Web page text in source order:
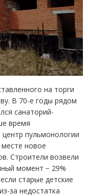
на торги
В 70-е годы рядом
санаторий-
время
центр пульмонологии
новое
Строители возвели
момент − 29%
старые детские
за недостатка